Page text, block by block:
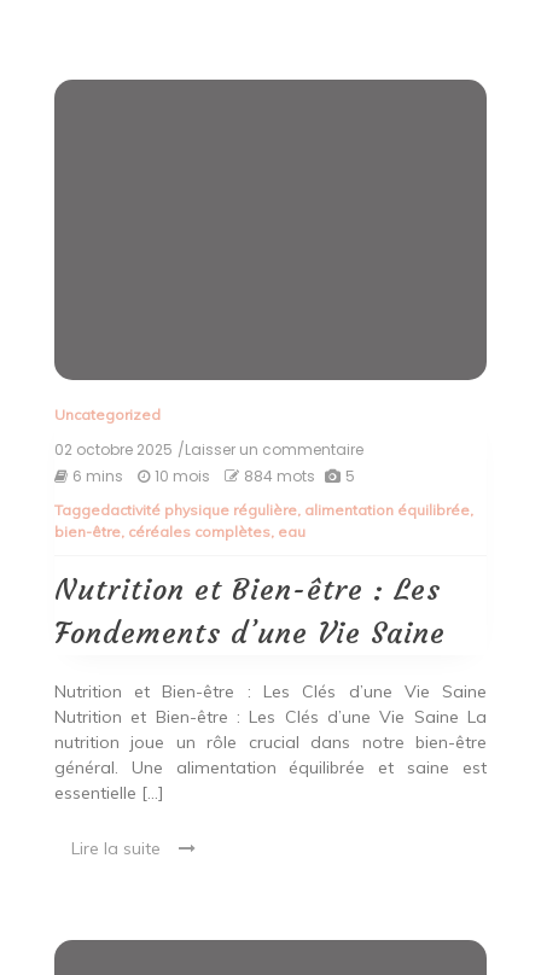
Uncategorized
02 octobre 2025 /Laisser un commentaireon
Bien-
Fondements
d’une
Vie
6 mins 10 mois 884 mots 5
Taggedactivité physique régulière, alimentation équilibrée,
bien-être, céréales complètes, eau
Nutrition et Bien-être : Les
Fondements d’une Vie Saine
Nutrition et Bien-être : Les Clés d’une Vie Saine
Nutrition et Bien-être : Les Clés d’une Vie Saine La
nutrition joue un rôle crucial dans notre bien-être
général. Une alimentation équilibrée et saine est
essentielle […]
Lire la suite